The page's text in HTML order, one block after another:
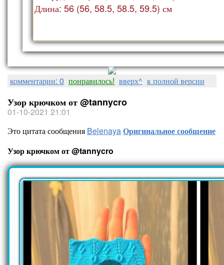
Длина: 56 (56, 58.5, 58.5, 59.5) см
комментарии: 0 понравилось! вверх^ к полной версии
Узор крючком от @tannycro
01-10-2021 21:01
Это цитата сообщения BelenayaОригинальное сообщение
Узор крючком от @tannycro